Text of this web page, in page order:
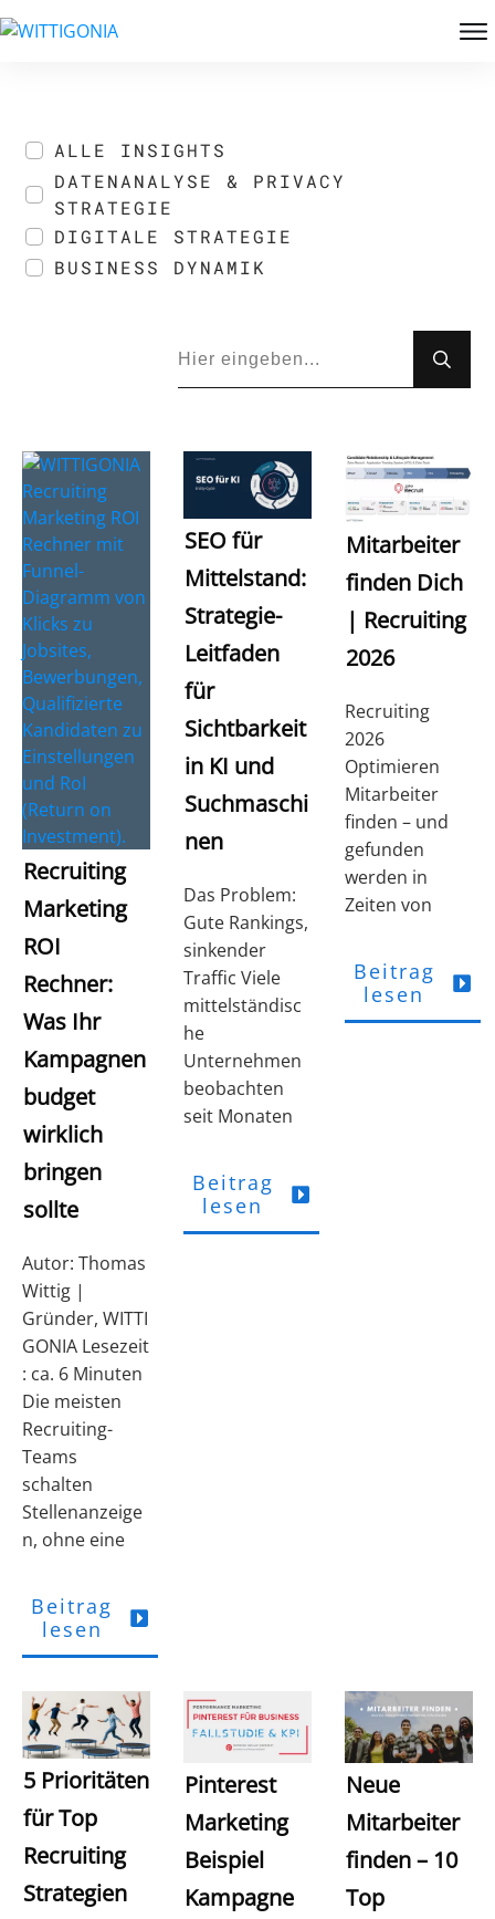
ALLE INSIGHTS
DATENANALYSE & PRIVACY
STRATEGIE
DIGITALE STRATEGIE
BUSINESS DYNAMIK
Recruiting
Marketing
ROI
Rechner:
Was Ihr
Kampagnen
budget
wirklich
bringen
sollte
Autor: Thomas
Wittig |
Gründer, WITTI
GONIA Lesezeit
: ca. 6 Minuten
Die meisten
Recruiting-
Teams
schalten
Stellenanzeige
n, ohne eine
Beitrag
lesen
SEO für
Mittelstand:
Strategie-
Leitfaden
für
Sichtbarkeit
in KI und
Suchmaschi
nen
Das Problem:
Gute Rankings,
sinkender
Traffic Viele
mittelständisc
he
Unternehmen
beobachten
seit Monaten
Beitrag
lesen
Mitarbeiter
finden Dich
| Recruiting
2026
Recruiting
2026
Optimieren
Mitarbeiter
finden – und
gefunden
werden in
Zeiten von
Beitrag
lesen
5 Prioritäten
für Top
Recruiting
Strategien
Pinterest
Marketing
Beispiel
Kampagne
Neue
Mitarbeiter
finden – 10
Top